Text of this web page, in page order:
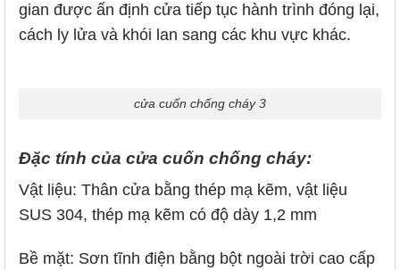
gian được ấn định cửa tiếp tục hành trình đóng lại,
cách ly lửa và khói lan sang các khu vực khác.
cửa cuốn chống cháy 3
Đặc tính của cửa cuốn chống cháy:
Vật liệu: Thân cửa bằng thép mạ kẽm, vật liệu
SUS 304, thép mạ kẽm có độ dày 1,2 mm
Bề mặt: Sơn tĩnh điện bằng bột ngoài trời cao cấp